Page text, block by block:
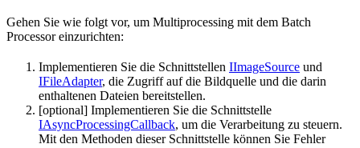
Gehen Sie wie folgt vor, um Multiprocessing mit dem Batch
Processor einzurichten:
Implementieren Sie die Schnittstellen IImageSource und
IFileAdapter, die Zugriff auf die Bildquelle und die darin
enthaltenen Dateien bereitstellen.
[optional] Implementieren Sie die Schnittstelle
IAsyncProcessingCallback, um die Verarbeitung zu steuern.
Mit den Methoden dieser Schnittstelle können Sie Fehler